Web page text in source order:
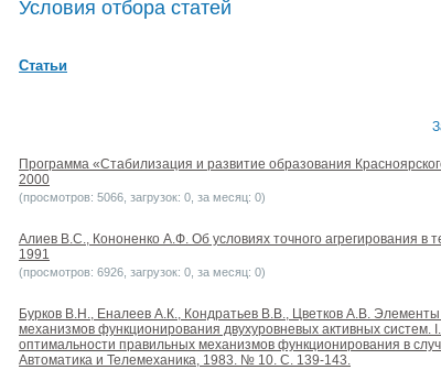
Условия отбора статей
Статьи
Программа «Стабилизация и развитие образования
2000
(просмотров: 5066, загрузок: 0, за месяц: 0)
Алиев В.С., Кононенко А.Ф. Об условиях точного агрегирования
1991
(просмотров: 6926, загрузок: 0, за месяц: 0)
Бурков В.Н., Еналеев А.К., Кондратьев В.В., Цветков А.В.
механизмов функционирования двухуровневых активных
оптимальности правильных механизмов функционирования в
Автоматика и Телемеханика, 1983. № 10. С. 139-143.